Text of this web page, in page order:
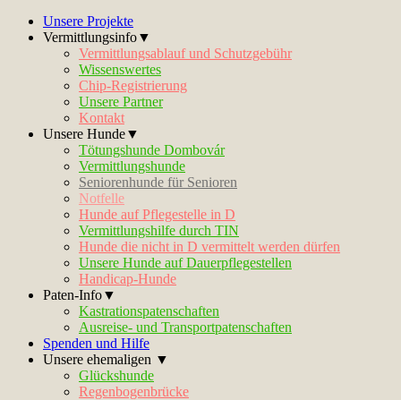
Unsere Projekte
Vermittlungsinfo▼
Vermittlungsablauf und Schutzgebühr
Wissenswertes
Chip-Registrierung
Unsere Partner
Kontakt
Unsere Hunde▼
Tötungshunde Dombovár
Vermittlungshunde
Seniorenhunde für Senioren
Notfelle
Hunde auf Pflegestelle in D
Vermittlungshilfe durch TIN
Hunde die nicht in D vermittelt werden dürfen
Unsere Hunde auf Dauerpflegestellen
Handicap-Hunde
Paten-Info▼
Kastrationspatenschaften
Ausreise- und Transportpatenschaften
Spenden und Hilfe
Unsere ehemaligen ▼
Glückshunde
Regenbogenbrücke